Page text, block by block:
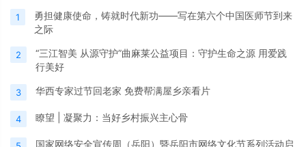
1
勇担健康使命，铸就时代新功——写在第六个中国医师节到来
之际
2
“三江智美 从源守护”曲麻莱公益项目：守护生命之源 用爱践
行美好
3 华西专家过节回老家 免费帮满屋乡亲看片
4 瞭望 | 凝聚力：当好乡村振兴主心骨
国家网络安全宣传周（岳阳）暨岳阳市网络文化节系列活动启